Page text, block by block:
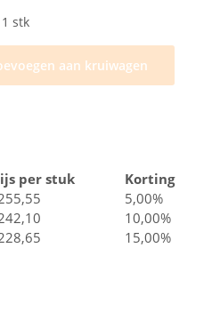
1 stk
aan kruiwagen
per stuk
Korting
5,00%
10,00%
15,00%